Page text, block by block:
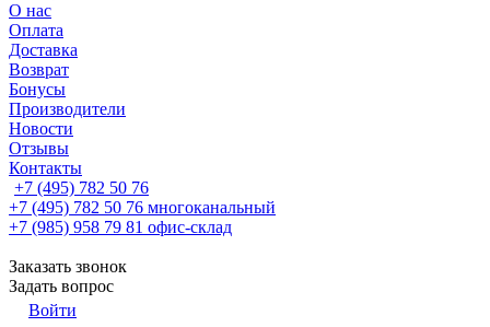
О нас
Оплата
Доставка
Возврат
Бонусы
Производители
Новости
Отзывы
Контакты
+7 (495) 782 50 76
+7 (495) 782 50 76 многоканальный
+7 (985) 958 79 81 офис-склад
Заказать звонок
Задать вопрос
Войти